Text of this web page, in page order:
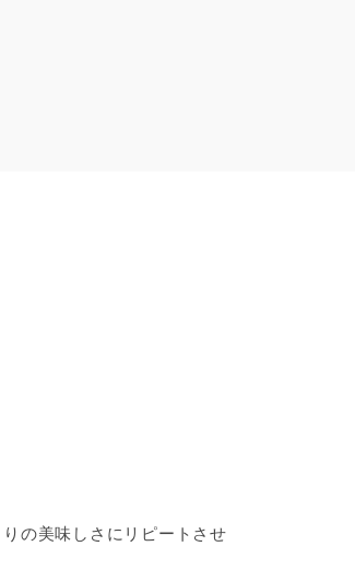
の美味しさにリピートさせ